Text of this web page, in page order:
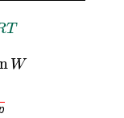
T
W